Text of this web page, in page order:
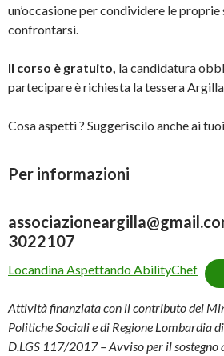
un’occasione per condividere le
confrontarsi.
Il corso è gratuito, la candidatura
partecipare è richiesta la tessera
Cosa aspetti ? Suggeriscilo anche ai
Per informazioni
3022107
Locandina Aspettando AbilityChef
Attività finanziata con il contributo del
Politiche Sociali e di Regione Lombardia
D.LGS 117/2017 – Avviso per il sostegno